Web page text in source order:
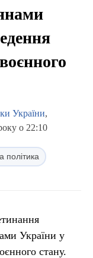
України,
о 22:10
політика
України у
стану.